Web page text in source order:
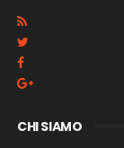
CHI SIAMO